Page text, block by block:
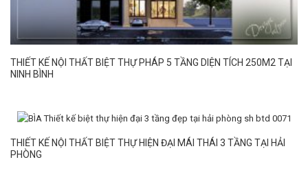
THIẾT KẾ NỘI THẤT BIỆT THỰ PHÁP 5 TẦNG DIỆN TÍCH 250M2 TẠI
NINH BÌNH
THIẾT KẾ NỘI THẤT BIỆT THỰ HIỆN ĐẠI MÁI THÁI 3 TẦNG TẠI HẢI
PHÒNG